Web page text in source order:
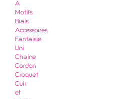
A
Motifs
Biais
Accessoires
Fantaisie
Uni
Chaine
Cordon
Croquet
Cuir
et